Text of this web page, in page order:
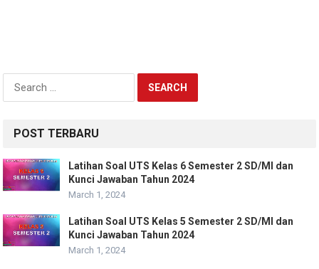
Search
for:
POST TERBARU
Latihan Soal UTS Kelas 6 Semester 2 SD/MI dan
Kunci Jawaban Tahun 2024
March 1, 2024
Latihan Soal UTS Kelas 5 Semester 2 SD/MI dan
Kunci Jawaban Tahun 2024
March 1, 2024